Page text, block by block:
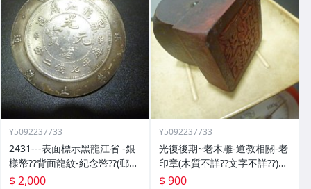
Y5092237733
2431---表面標示黑龍江省 -銀
樣幣??背面龍紋-紀念幣??(郵寄
免運費)
$ 2,000
Y5092237733
光復後期~老木雕-道教相關-老
印章(木質不詳??文字不詳??)歷
史民俗文物??(郵寄免運費)
$ 900